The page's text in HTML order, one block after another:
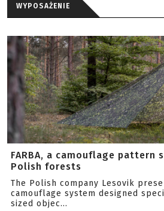
WYPOSAŻENIE
FARBA, a camouflage pattern
Polish forests
The Polish company Lesovik
camouflage system designed
sized objec...